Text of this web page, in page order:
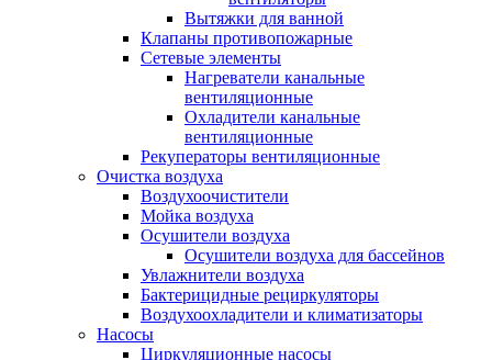
Вытяжки для ванной
Клапаны противопожарные
Сетевые элементы
Нагреватели канальные
вентиляционные
Охладители канальные
вентиляционные
Рекуператоры вентиляционные
Очистка воздуха
Воздухоочистители
Мойка воздуха
Осушители воздуха
Осушители воздуха для бассейнов
Увлажнители воздуха
Бактерицидные рециркуляторы
Воздухоохладители и климатизаторы
Насосы
Циркуляционные насосы